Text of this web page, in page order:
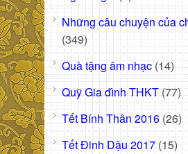
Những câu chuyện của
(349)
Quà tặng âm nhạc (14)
Quỹ Gia đình THKT (77)
Tết Bính Thân 2016 (26)
Tết Đinh Dậu 2017 (15)